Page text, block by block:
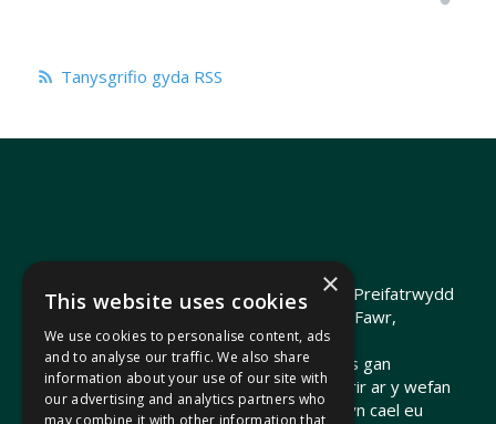
Tanysgrifio gyda RSS
Hawlfraint 2026 Heledd Fychan AS · Polisi Preifatrwydd
Hyrwyddwyd gan Heledd Fychan, 2 Stryd Fawr,
Pontypridd, CF37 1QJ.
Telir costau'r wefan hon o arian cyhoeddus gan
Gomisiwn y Senedd. Gall dolenni a ddarperir ar y wefan
hon arwain at wefannau allanol nad ydynt yn cael eu
×
This website uses cookies
We use cookies to personalise content, ads
and to analyse our traffic. We also share
information about your use of our site with
our advertising and analytics partners who
may combine it with other information that